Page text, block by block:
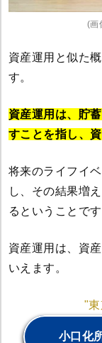
(画
資産運用と似た
す。
資産運用は、貯
すことを指し、
将来のライフイ
し、その結果増
るということです
資産運用は、資
いえます。
"
小口化